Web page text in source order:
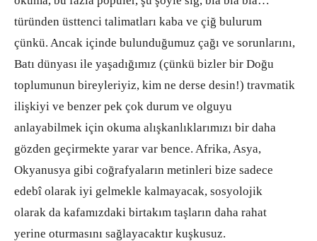
türünden üsttenci talimatları kaba ve çiğ bulurum
çünkü. Ancak içinde bulunduğumuz çağı ve sorunlarını,
Batı dünyası ile yaşadığımız (çünkü bizler bir Doğu
toplumunun bireyleriyiz, kim ne derse desin!) travmatik
ilişkiyi ve benzer pek çok durum ve olguyu
anlayabilmek için okuma alışkanlıklarımızı bir daha
gözden geçirmekte yarar var bence. Afrika, Asya,
Okyanusya gibi coğrafyaların metinleri bize sadece
edebî olarak iyi gelmekle kalmayacak, sosyolojik
olarak da kafamızdaki birtakım taşların daha rahat
yerine oturmasını sağlayacaktır kuşkusuz.